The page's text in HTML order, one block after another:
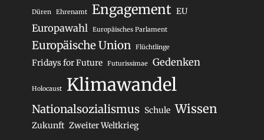
Düren Ehrenamt Engagement EU
Europawahl Europäisches Parlament
Europäische Union Flüchtlinge
Fridays for Future Futurissimae Gedenken
Holocaust Klimawandel
Nationalsozialismus Schule Wissen
Zukunft Zweiter Weltkrieg